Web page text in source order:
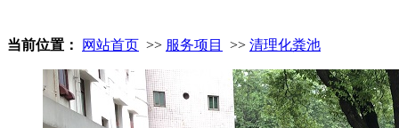
当前位置： 网站首页 >> 服务项目 >> 清理化粪池